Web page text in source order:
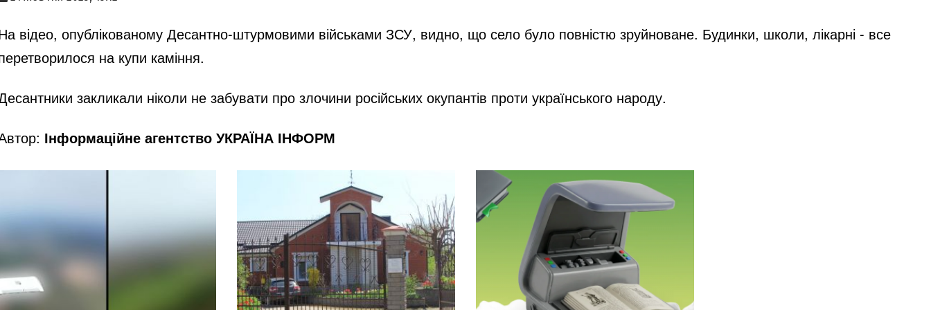
e
відео, опублікованому Десантно-штурмовими військами ЗСУ, видно, що село було повністю зруйноване. Будинки, школи, лікарні - все
на купи каміння.
закликали ніколи не забувати про злочини російських окупантів проти українського народу.
Інформаційне агентство УКРАЇНА ІНФОРМ